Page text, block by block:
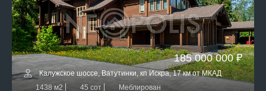
185 000 000 ₽
Калужское шоссе, Ватутинки, кп Искра, 17 км от МКАД
1438 м2
45 сот Меблирован